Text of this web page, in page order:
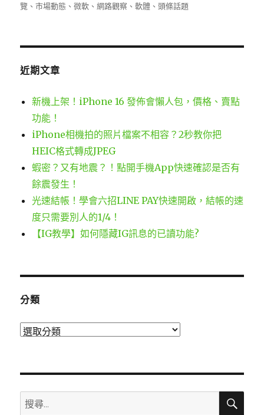
覽 、市場動態 、微軟 、網路觀察 、軟體 、頭條話題
近期文章
新機上架！iPhone 16 發佈會懶人包，價格、賣點
功能！
iPhone相機拍的照片檔案不相容？2秒教你把
HEIC格式轉成JPEG
蝦密？又有地震？！點開手機App快速確認是否有
餘震發生！
光速結帳！學會六招LINE PAY快速開啟，結帳的速
度只需要別人的1/4！
【IG教學】如何隱藏IG訊息的已讀功能?
分類
分
搜
搜